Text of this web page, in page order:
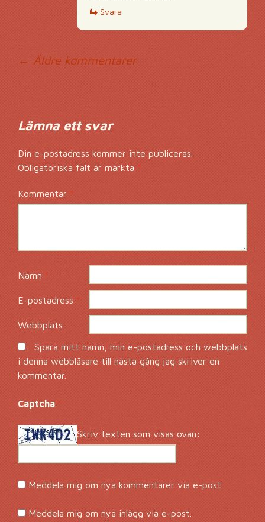
Svara
← Äldre kommentarer
Lämna ett svar
Din e-postadress kommer inte publiceras.
Obligatoriska fält är märkta *
Kommentar*
Namn*
E-postadress*
Webbplats
Spara mitt namn, min e-postadress och webbplats
i denna webbläsare till nästa gång jag skriver en
kommentar.
Captcha *
Skriv texten som visas ovan:
Meddela mig om nya kommentarer via e-post.
Meddela mig om nya inlägg via e-post.